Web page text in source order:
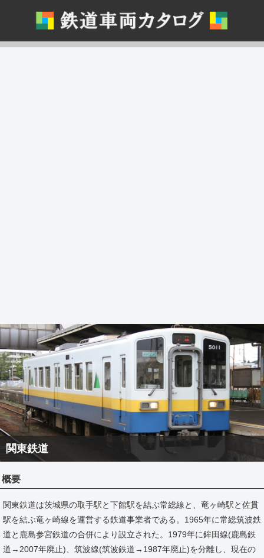
関東鉄道
概要
関東鉄道は茨城県の取手駅と下館駅を結ぶ常総線と、竜ヶ崎駅と佐貫
駅を結ぶ竜ヶ崎線を運営する鉄道事業者である。1965年に常総筑波鉄
道と鹿島参宮鉄道の合併により設立された。1979年に鉾田線(鹿島鉄
道→2007年廃止)、筑波線(筑波鉄道→1987年廃止)を分離し、現在の